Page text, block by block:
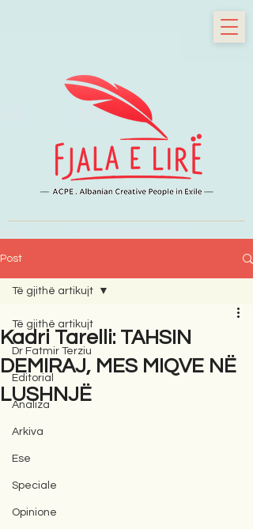
Post
Të gjithë artikujt
Dr Fatmir Terziu
Editorial
Analiza
Arkiva
Ese
Speciale
Opinione
Të gjithë artikujt
Kadri Tarelli: TAHSIN
DEMIRAJ, MES MIQVE NË
LUSHNJË